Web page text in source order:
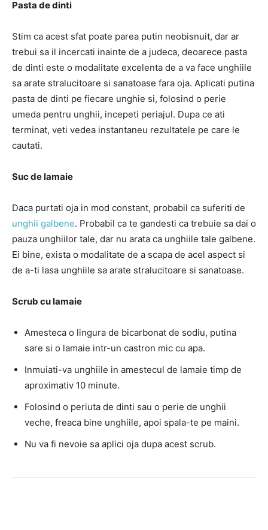
Pasta de dinti
Stim ca acest sfat poate parea putin neobisnuit, dar ar
trebui sa il incercati inainte de a judeca, deoarece pasta
de dinti este o modalitate excelenta de a va face unghiile
sa arate stralucitoare si sanatoase fara oja. Aplicati putina
pasta de dinti pe fiecare unghie si, folosind o perie
umeda pentru unghii, incepeti periajul. Dupa ce ati
terminat, veti vedea instantaneu rezultatele pe care le
cautati.
Suc de lamaie
Daca purtati oja in mod constant, probabil ca suferiti de
unghii galbene. Probabil ca te gandesti ca trebuie sa dai o
pauza unghiilor tale, dar nu arata ca unghiile tale galbene.
Ei bine, exista o modalitate de a scapa de acel aspect si
de a-ti lasa unghiile sa arate stralucitoare si sanatoase.
Scrub cu lamaie
Amesteca o lingura de bicarbonat de sodiu, putina
sare si o lamaie intr-un castron mic cu apa.
Inmuiati-va unghiile in amestecul de lamaie timp de
aproximativ 10 minute.
Folosind o periuta de dinti sau o perie de unghii
veche, freaca bine unghiile, apoi spala-te pe maini.
Nu va fi nevoie sa aplici oja dupa acest scrub.